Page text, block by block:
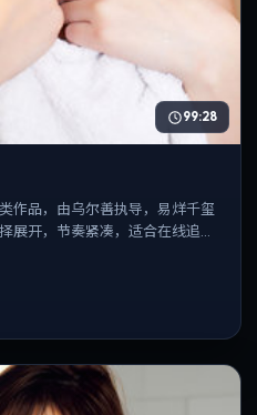
99:28
作品，由乌尔善执导，易烊千玺
展开，节奏紧凑，适合在线追剧